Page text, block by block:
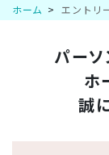
ホーム エントリ
パー
ホ
誠